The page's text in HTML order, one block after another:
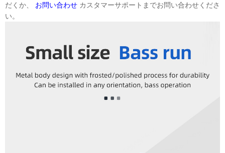
だくか、 お問い合わせ カスタマーサポートまでお問い合わせくださ
い。